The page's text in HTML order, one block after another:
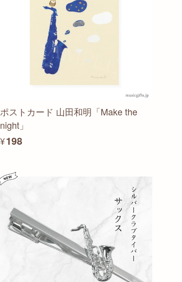
ポストカード 山田和明「Make the
night」
¥198